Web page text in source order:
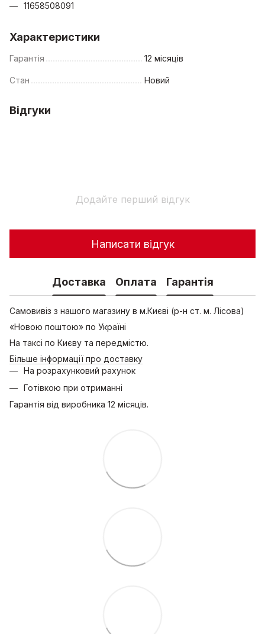
11658508091
Характеристики
Гарантія 12 місяців
Стан Новий
Відгуки
Додайте перший відгук
Написати відгук
Доставка Оплата Гарантія
Самовивіз з нашого магазину в м.Києві (р-н ст. м. Лісова)
«Новою поштою» по Україні
На таксі по Києву та передмістю.
Більше інформації про доставку
На розрахунковий рахунок
Готівкою при отриманні
Гарантія від виробника 12 місяців.